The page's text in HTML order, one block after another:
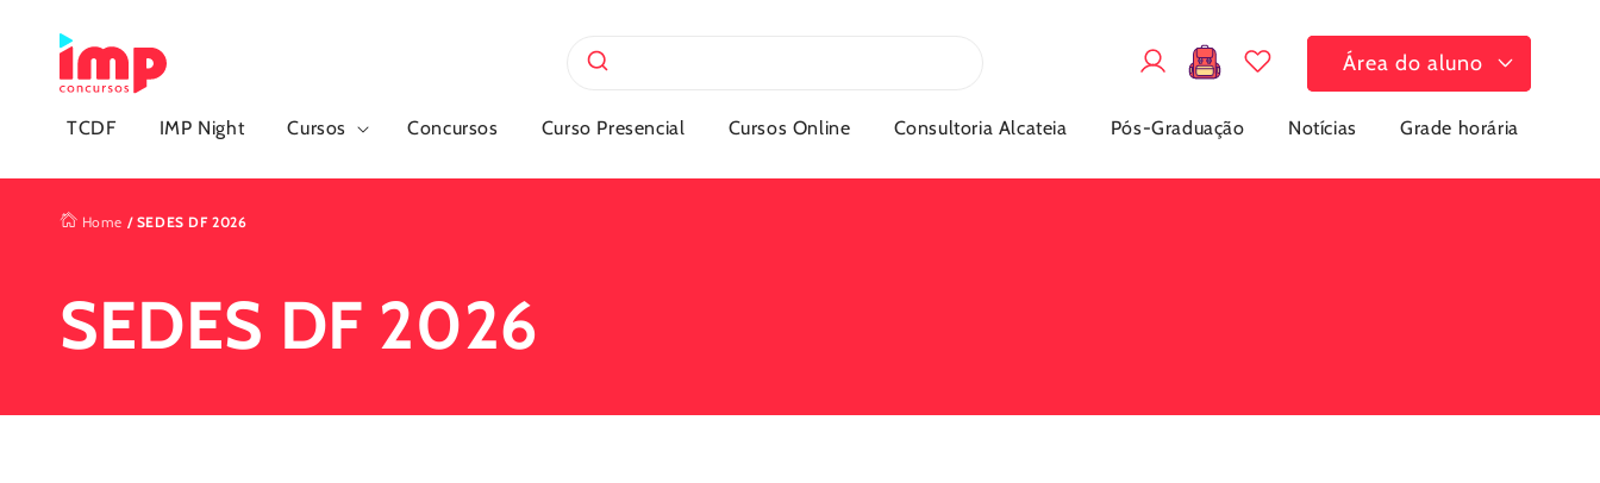
conteúdo
TCDF IMP Night Cursos Concursos Curso Presencial Cursos Online Consultoria Alcateia Pós-Graduação Notícias Grade horária
login
Carrinho Área do aluno
Home / SEDES DF 2026
SEDES DF 2026